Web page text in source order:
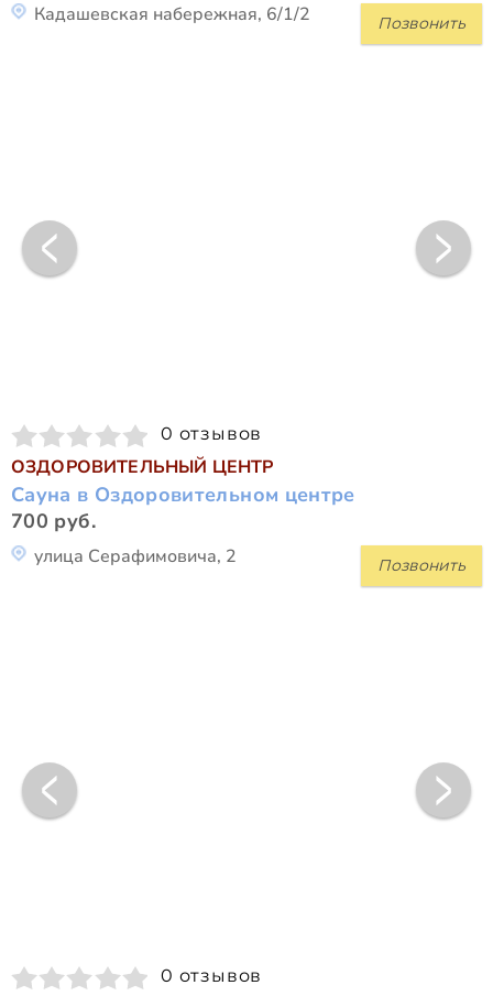
Позвонить
Кадашевская набережная, 6/1/2
0 отзывов
ОЗДОРОВИТЕЛЬНЫЙ ЦЕНТР
Сауна в Оздоровительном центре
700 руб.
Позвонить
улица Серафимовича, 2
0 отзывов